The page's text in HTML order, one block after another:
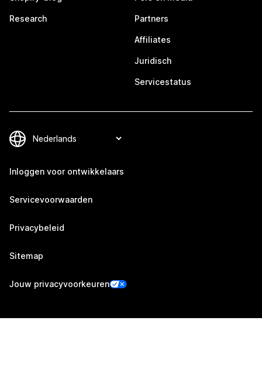
Research Partners
Affiliates
Juridisch
Servicestatus
Inloggen voor ontwikkelaars
Servicevoorwaarden
Privacybeleid
Sitemap
Jouw privacyvoorkeuren